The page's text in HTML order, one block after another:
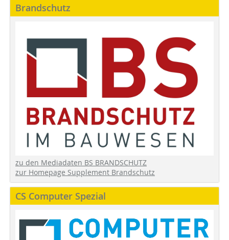
Brandschutz
zu den Mediadaten BS BRANDSCHUTZ
zur Homepage Supplement Brandschutz
CS Computer Spezial